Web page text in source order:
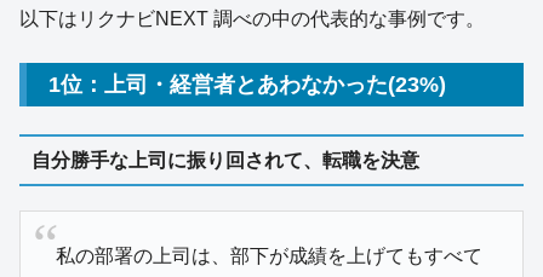
以下はリクナビNEXT 調べの中の代表的な事例です。
1位：上司・経営者とあわなかった(23%)
自分勝手な上司に振り回されて、転職を決意
私の部署の上司は、部下が成績を上げてもすべて